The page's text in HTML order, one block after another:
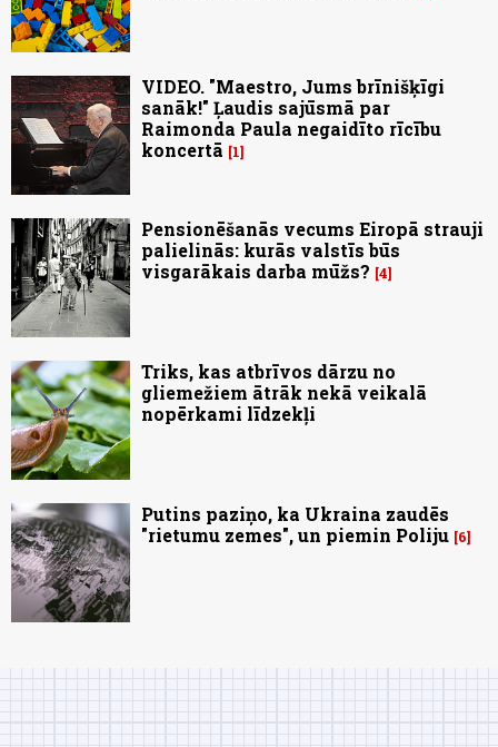
VIDEO. "Maestro, Jums brīnišķīgi
sanāk!" Ļaudis sajūsmā par
Raimonda Paula negaidīto rīcību
koncertā
1
Pensionēšanās vecums Eiropā strauji
palielinās: kurās valstīs būs
visgarākais darba mūžs? 4
Triks, kas atbrīvos dārzu no
gliemežiem ātrāk nekā veikalā
nopērkami līdzekļi
Putins paziņo, ka Ukraina zaudēs
"rietumu zemes", un piemin Poliju 6